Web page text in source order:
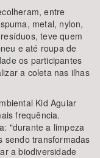
entre
metal, nylon,
teve quem
e até roupa de
os participantes
a coleta nas ilhas
Kid Aguiar
frequência.
"durante a limpeza
sendo transformadas
a biodiversidade